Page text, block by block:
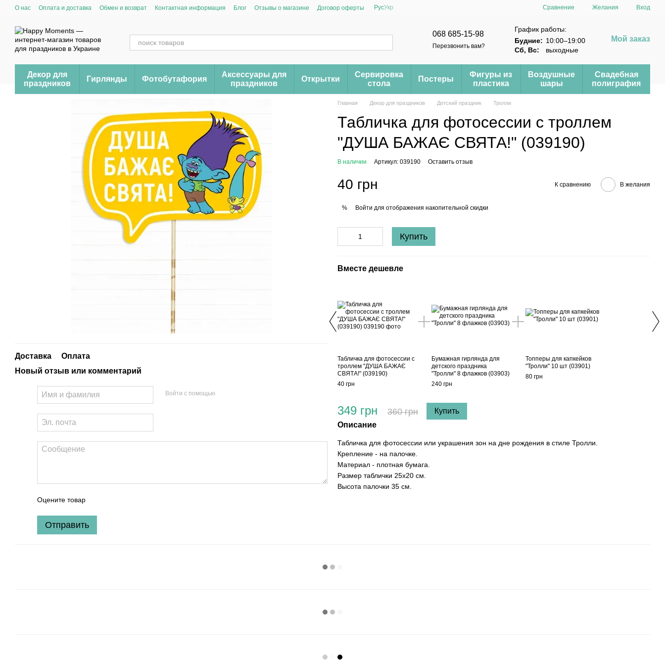
Перейти к основному контенту
О нас Оплата и доставка Обмен и возврат Контактная информация Блог Отзывы о магазине Договор оферты РусУкр Сравнение Желания Вход
068 685-15-98
Перезвонить вам?
График работы:
Будние: 10:00–19:00
Сб, Вс:
выходные
Мой заказ
Декор для
праздников
Гирлянды Фотобутафория
Аксессуары для
праздников
Открытки
Сервировка
стола
Постеры
Фигуры из
пластика
Воздушные
шары
Свадебная
полиграфия
Доставка
Оплата
Новый отзыв или комментарий
Войти с помощью
Оцените товар
Отправить
Главная Декор для праздников Детский праздник Тролли
Табличка для фотосессии с троллем
"ДУША БАЖАЄ СВЯТА!" (039190)
В наличии Артикул: 039190 Оставить отзыв
40 грн К сравнению В желания
% Войти для отображения накопительной скидки
Купить
Вместе дешевле
Табличка для фотосессии с
троллем "ДУША БАЖАЄ
СВЯТА!" (039190)
40 грн
Бумажная гирлянда для
детского праздника
"Тролли" 8 флажков (03903)
240 грн
Топперы для капкейков
"Тролли" 10 шт (03901)
80 грн
349 грн 360 грн Купить
Описание
Табличка для фотосессии или украшения зон на дне рождения в стиле Тролли.
Крепление - на палочке.
Материал - плотная бумага.
Размер таблички 25х20 см.
Высота палочки 35 см.